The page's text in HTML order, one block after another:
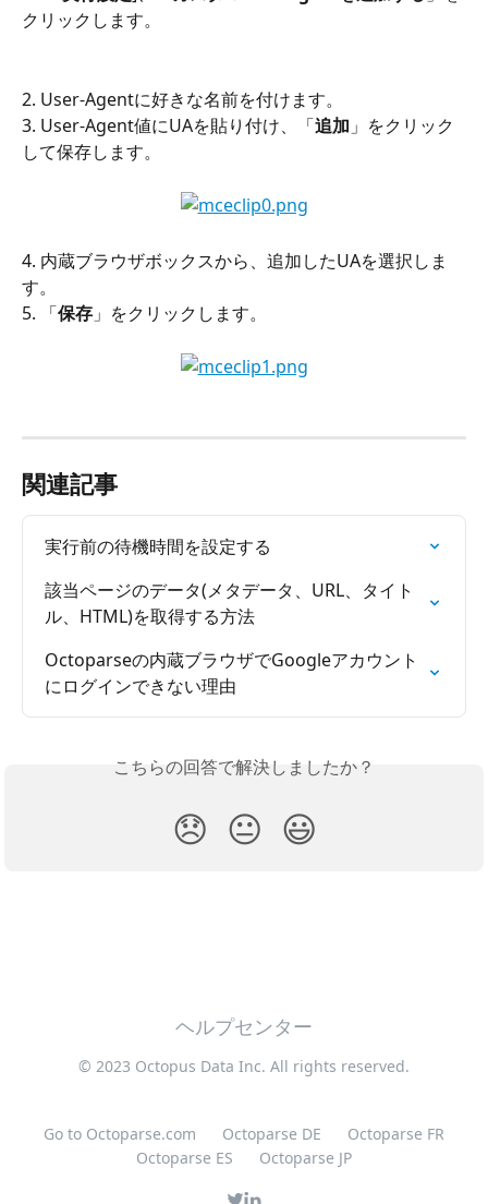
クリックします。
2. User-Agentに好きな名前を付けます。
3. User-Agent値にUAを貼り付け、「追加 」をクリック
して保存します。
4. 内蔵ブラウザボックスから、追加したUAを選択しま
す。
5. 「保存 」をクリックします。
関連記事
実行前の待機時間を設定する
該当ページのデータ(メタデータ、URL、タイト
ル、HTML)を取得する方法
Octoparseの内蔵ブラウザでGoogleアカウント
にログインできない理由
こちらの回答で解決しましたか？
😞 😐 😃
ヘルプセンター
© 2023 Octopus Data Inc. All rights reserved.
Go to Octoparse.com Octoparse DE
Octoparse FR
Octoparse ES
Octoparse JP